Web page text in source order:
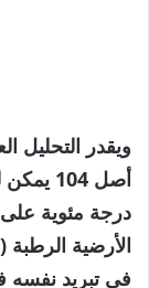
درجة مئوية
في تبريد نفسه